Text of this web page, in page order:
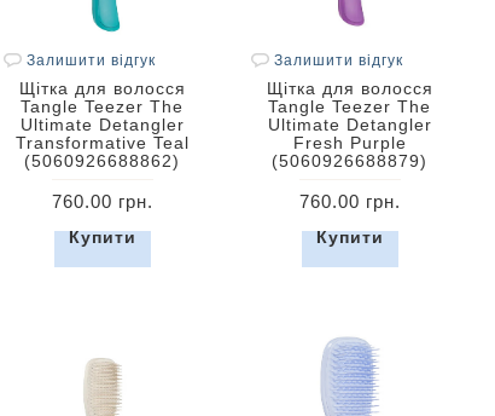
Залишити відгук
Щітка для волосся
Tangle Teezer The
Ultimate Detangler
Transformative Teal
(5060926688862)
760.00 грн.
Купити
Залишити відгук
Щітка для волосся
Tangle Teezer The
Ultimate Detangler
Fresh Purple
(5060926688879)
760.00 грн.
Купити